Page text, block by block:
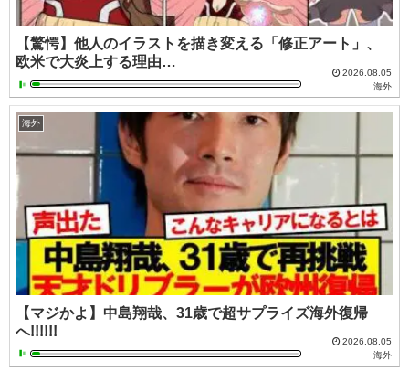
【驚愕】他人のイラストを描き変える「修正アート」、
欧米で大炎上する理由…
2026.08.05
海外
海外
【マジかよ】中島翔哉、31歳で超サプライズ海外復帰
へ!!!!!!
2026.08.05
海外